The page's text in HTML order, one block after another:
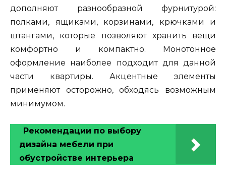
дополняют разнообразной фурнитурой:
полками, ящиками, корзинами, крючками и
штангами, которые позволяют хранить вещи
комфортно и компактно. Монотонное
оформление наиболее подходит для данной
части квартиры. Акцентные элементы
применяют осторожно, обходясь возможным
минимумом.
Рекомендации по выбору
дизайна мебели при
обустройстве интерьера